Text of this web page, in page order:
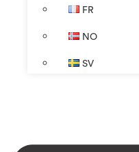
FR
NO
SV